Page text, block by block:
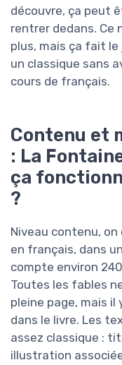
découvre, ça peut
rentrer dedans. Ce
plus, mais ça fait le
un classique sans
cours de français.
Contenu et
: La
ça
?
Niveau contenu,
en français, dans
compte environ
Toutes les fables
pleine page, mais il
dans le livre. Les
assez classique :
illustration